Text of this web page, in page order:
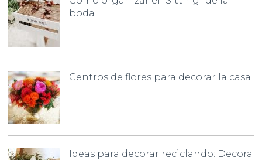
boda
Centros de flores para decorar la casa
Ideas para decorar reciclando: Decora